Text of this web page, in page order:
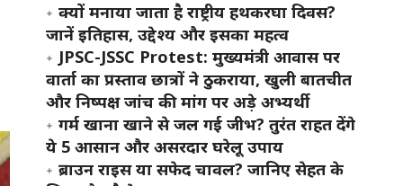
क्यों मनाया जाता है राष्ट्रीय हथकरघा दिवस?
जानें इतिहास, उद्देश्य और इसका महत्व
JPSC-JSSC Protest: मुख्यमंत्री आवास पर
वार्ता का प्रस्ताव छात्रों ने ठुकराया, खुली बातचीत
और निष्पक्ष जांच की मांग पर अड़े अभ्यर्थी
गर्म खाना खाने से जल गई जीभ? तुरंत राहत देंगे
ये 5 आसान और असरदार घरेलू उपाय
ब्राउन राइस या सफेद चावल? जानिए सेहत के